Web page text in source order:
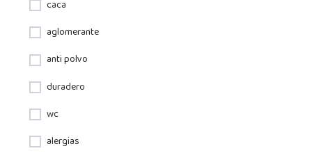
caca
aglomerante
anti polvo
duradero
wc
alergias